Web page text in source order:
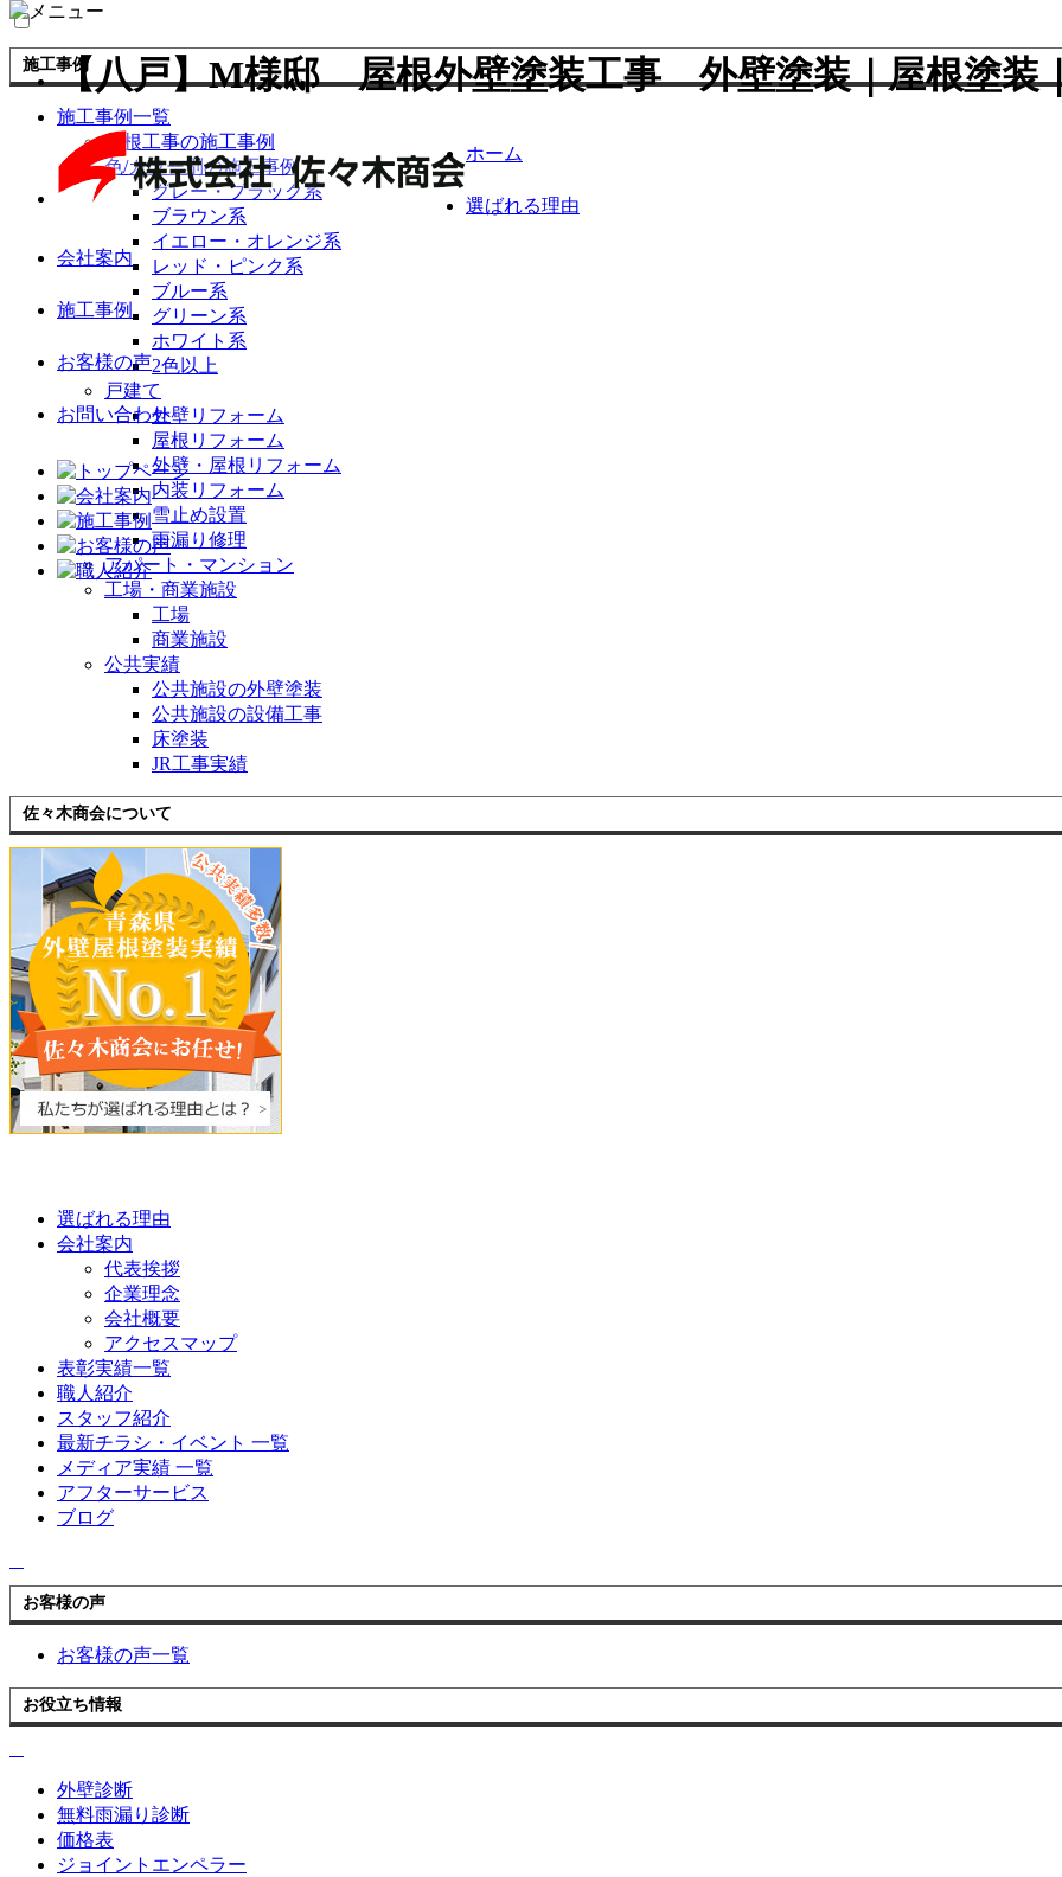
【八戸】M様邸 屋根外壁塗装工事 外壁塗装｜屋根塗装
ホーム
選ばれる理由
会社案内
施工事例
お客様の声
お問い合わせ
施工事例
施工事例一覧
屋根工事の施工事例
色/カラー別の施工事例
グレー・ブラック系
ブラウン系
イエロー・オレンジ系
レッド・ピンク系
ブルー系
グリーン系
ホワイト系
2色以上
戸建て
外壁リフォーム
屋根リフォーム
外壁・屋根リフォーム
内装リフォーム
雪止め設置
雨漏り修理
アパート・マンション
工場・商業施設
工場
商業施設
公共実績
公共施設の外壁塗装
公共施設の設備工事
床塗装
JR工事実績
佐々木商会について
選ばれる理由
会社案内
代表挨拶
企業理念
会社概要
アクセスマップ
表彰実績一覧
職人紹介
スタッフ紹介
最新チラシ・イベント 一覧
メディア実績 一覧
アフターサービス
ブログ
お客様の声
お客様の声一覧
お役立ち情報
外壁診断
無料雨漏り診断
価格表
ジョイントエンペラー